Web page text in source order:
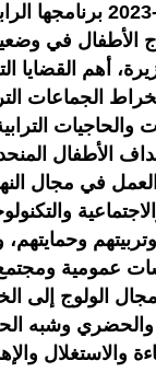
للتنمية البشرية في
الأطفال في
أهم القضايا
الجماعات
الأطفال
في مجال
وحمايتهم،
عمومية
الولوج إلى
والحضري وشبه
والاستغلال